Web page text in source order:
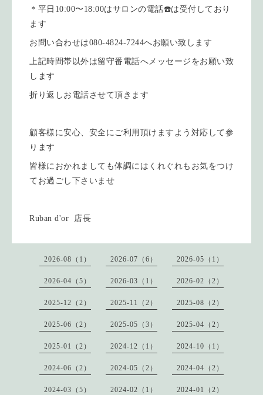
＊平日10:00〜18:00はサロンの電話☎️は受付しており
ます
お問い合わせは080-4824-7244へお願い致します
上記時間帯以外は留守番電話へメッセージをお願い致
します
折り返しお電話させて頂きます
顧客様に安心、安全にご利用頂けますよう対応して参
ります
皆様におかれましても体調にはくれぐれもお気をつけ
てお過ごし下さいませ
Ruban d'or 店長
2026-08（1） 2026-07（6） 2026-05（1）
2026-04（5） 2026-03（1） 2026-02（2）
2025-12（2） 2025-11（2） 2025-08（2）
2025-06（2） 2025-05（3） 2025-04（2）
2025-01（2） 2024-12（1） 2024-10（1）
2024-06（2） 2024-05（2） 2024-04（2）
2024-03（5） 2024-02（1） 2024-01（2）